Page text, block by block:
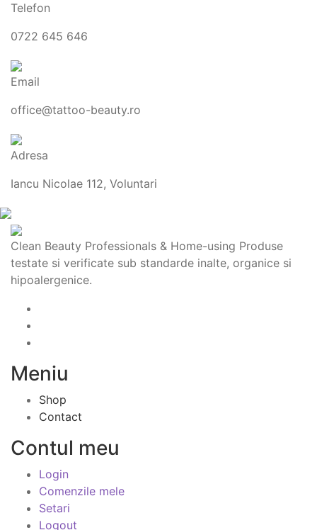
Telefon
0722 645 646
Email
office@tattoo-beauty.ro
Adresa
Iancu Nicolae 112, Voluntari
Clean Beauty Professionals & Home-using Produse
testate si verificate sub standarde inalte, organice si
hipoalergenice.
Meniu
Shop
Contact
Contul meu
Login
Comenzile mele
Setari
Logout